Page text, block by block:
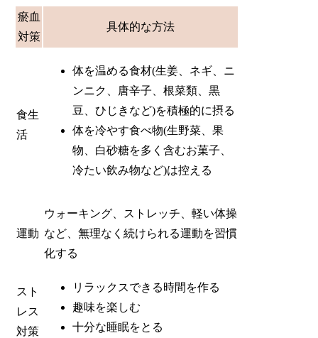
瘀血
対策
具体的な方法
食生
活
体を温める食材(生姜、ネギ、ニ
ンニク、唐辛子、根菜類、黒
豆、ひじきなど)を積極的に摂る
体を冷やす食べ物(生野菜、果
物、白砂糖を多く含むお菓子、
冷たい飲み物など)は控える
運動
ウォーキング、ストレッチ、軽い体操
など、無理なく続けられる運動を習慣
化する
スト
レス
対策
リラックスできる時間を作る
趣味を楽しむ
十分な睡眠をとる